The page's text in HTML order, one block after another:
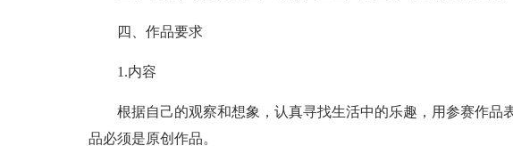
四、作品要求
1.内容
根据自己的观察和想象，认真寻找生活中的乐趣，用参赛作品
品必须是原创作品。